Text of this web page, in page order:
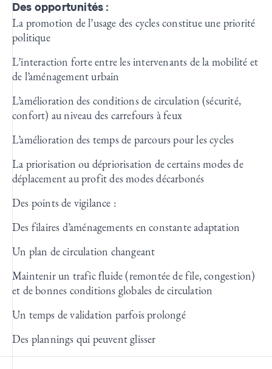
Des opportunités :
La promotion de l’usage des cycles constitue une priorité
politique
L’interaction forte entre les intervenants de la mobilité et
de l’aménagement urbain
L’amélioration des conditions de circulation (sécurité,
confort) au niveau des carrefours à feux
L’amélioration des temps de parcours pour les cycles
La priorisation ou dépriorisation de certains modes de
déplacement au profit des modes décarbonés
Des points de vigilance :
Des filaires d’aménagements en constante adaptation
Un plan de circulation changeant
Maintenir un trafic fluide (remontée de file, congestion)
et de bonnes conditions globales de circulation
Un temps de validation parfois prolongé
Des plannings qui peuvent glisser